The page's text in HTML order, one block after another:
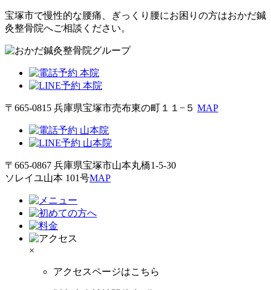
宝塚市で慢性的な腰痛、ぎっくり腰にお困りの方はおかだ鍼
灸整骨院へご相談ください。
〒665-0815 兵庫県宝塚市売布東の町１１−５ MAP
〒665-0867 兵庫県宝塚市山本丸橋1-5-30
ソレイユ山本 101号MAP
×
アクセスページはこちら